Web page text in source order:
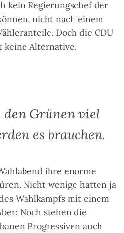
kein Regierungschef der
nicht nach einem
Doch die CDU
keine Alternative.
den Grünen viel
es brauchen.
ihre enorme
Nicht wenige hatten ja
Wahlkampfs mit einem
Noch stehen die
Progressiven auch